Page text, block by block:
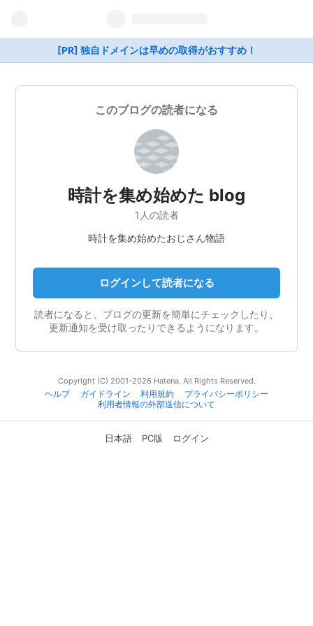
[PR] 独自ドメインは早めの取得がおすすめ！
このブログの読者になる
時計を集め始めた blog
1人の読者
時計を集め始めたおじさん物語
ログインして読者になる
読者になると、ブログの更新を簡単にチェックしたり、
更新通知を受け取ったりできるようになります。
Copyright (C) 2001-2026 Hatena. All Rights Reserved.
ヘルプ
ガイドライン 利用規約
プライバシーポリシー
利用者情報の外部送信について
日本語 PC版 ログイン